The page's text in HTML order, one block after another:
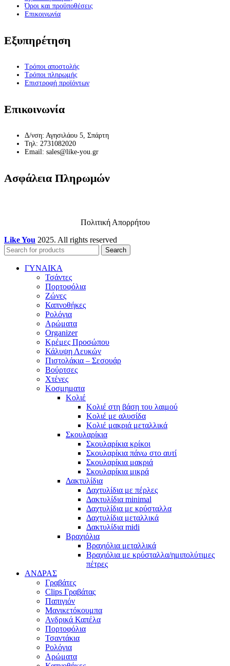
Όροι και προϋποθέσεις
Επικοινωνία
Εξυπηρέτηση
Τρόποι αποστολής
Τρόποι πληρωμής
Επιστροφή προϊόντων
Επικοινωνία
Δ/νση: Αγησιλάου 5, Σπάρτη
Τηλ: 2731082020
Email: sales@like-you.gr
Ασφάλεια Πληρωμών
Πολιτική Απορρήτου
Like You 2025. All rights reserved
Search
ΓΥΝΑΙΚΑ
Τσάντες
Πορτοφόλια
Ζώνες
Καπνοθήκες
Ρολόγια
Αρώματα
Organizer
Κρέμες Προσώπου
Κάλυψη Λευκών
Πιστολάκια – Σεσουάρ
Βούρτσες
Χτένες
Κοσμηματα
Κολιέ
Κολιέ στη βάση του λαιμού
Κολιέ με αλυσίδα
Κολιέ μακριά μεταλλικά
Σκουλαρίκια
Σκουλαρίκια κρίκοι
Σκουλαρίκια πάνω στο αυτί
Σκουλαρίκια μακριά
Σκουλαρίκια μικρά
Δακτυλίδια
Δαχτυλίδια με πέρλες
Δακτυλίδια minimal
Δαχτυλίδια με κρύσταλλα
Δαχτυλίδια μεταλλικά
Δακτυλίδια midi
Βραχιόλια
Βραχιόλια μεταλλικά
Βραχιόλια με κρύσταλλα/ημιπολύτιμες
πέτρες
ΑΝΔΡΑΣ
Γραβάτες
Clips Γραβάτας
Παπιγιόν
Μανικετόκουμπα
Ανδρικά Καπέλα
Πορτοφόλια
Τσαντάκια
Ρολόγια
Αρώματα